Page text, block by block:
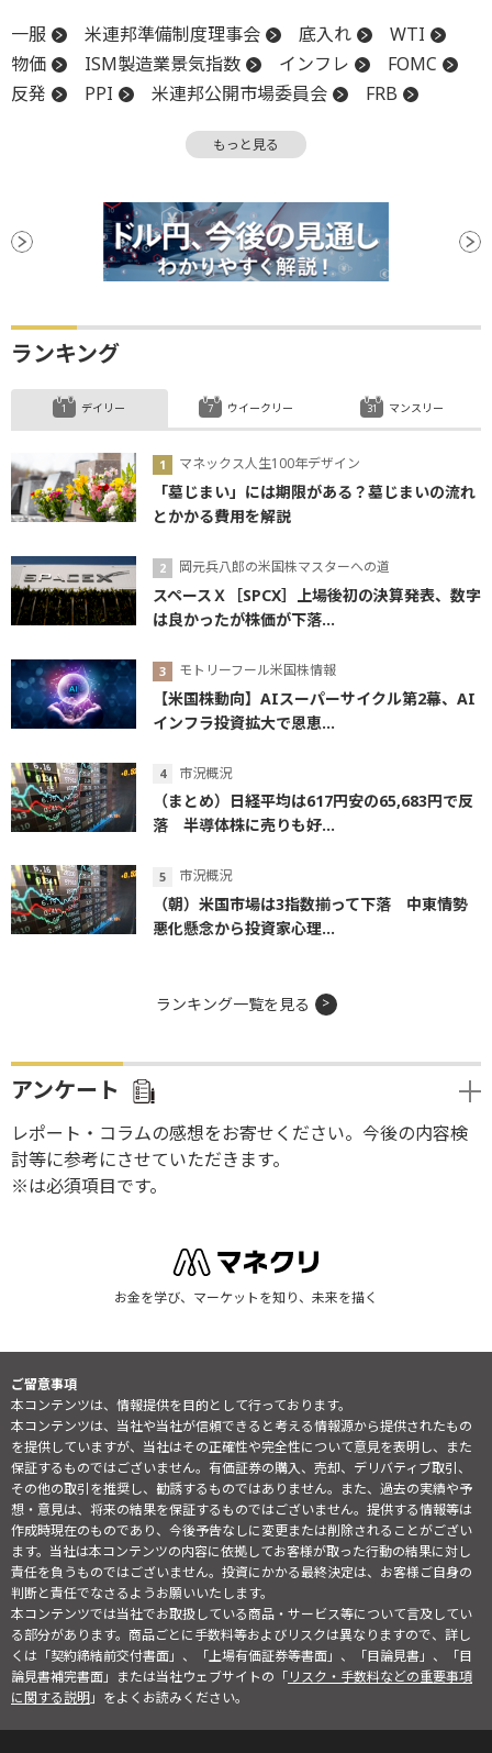
一服 米連邦準備制度理事会 底入れ
WTI
物価
ISM製造業景気指数 インフレ
FOMC
反発
PPI 米連邦公開市場委員会
FRB
もっと見る
ランキング
デイリー
マネックス人生100年デザイン
「墓じまい」には期限がある？墓じまいの流れ
とかかる費用を解説
岡元兵八郎の米国株マスターへの道
スペースＸ［SPCX］上場後初の決算発表、数字
は良かったが株価が下落...
モトリーフール米国株情報
【米国株動向】AIスーパーサイクル第2幕、AI
インフラ投資拡大で恩恵...
市況概況
（まとめ）日経平均は617円安の65,683円で反
落 半導体株に売りも好...
市況概況
（朝）米国市場は3指数揃って下落 中東情勢
悪化懸念から投資家心理...
ウイークリー マンスリー
ランキング一覧を見る
アンケート
レポート・コラムの感想をお寄せください。今後の内容検
討等に参考にさせていただきます。
※は必須項目です。
お金を学び、マーケットを知り、未来を描く
ご留意事項
本コンテンツは、情報提供を目的として行っております。
本コンテンツは、当社や当社が信頼できると考える情報源から提供されたもの
を提供していますが、当社はその正確性や完全性について意見を表明し、また
保証するものではございません。有価証券の購入、売却、デリバティブ取引、
その他の取引を推奨し、勧誘するものではありません。また、過去の実績や予
想・意見は、将来の結果を保証するものではございません。提供する情報等は
作成時現在のものであり、今後予告なしに変更または削除されることがござい
ます。当社は本コンテンツの内容に依拠してお客様が取った行動の結果に対し
責任を負うものではございません。投資にかかる最終決定は、お客様ご自身の
判断と責任でなさるようお願いいたします。
本コンテンツでは当社でお取扱している商品・サービス等について言及してい
る部分があります。商品ごとに手数料等およびリスクは異なりますので、詳し
くは「契約締結前交付書面」、「上場有価証券等書面」、「目論見書」、「目
論見書補完書面」または当社ウェブサイトの「リスク・手数料などの重要事項
に関する説明」をよくお読みください。